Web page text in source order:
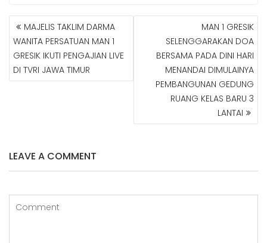
N
A
V
G
O
MAJELIS TAKLIM DARMA
WANITA PERSATUAN MAN 1
GRESIK IKUTI PENGAJIAN LIVE
DI TVRI JAWA TIMUR
MAN 1 GRESIK
SELENGGARAKAN DOA
BERSAMA PADA DINI HARI
MENANDAI DIMULAINYA
PEMBANGUNAN GEDUNG
RUANG KELAS BARU 3
LANTAI
LEAVE A COMMENT